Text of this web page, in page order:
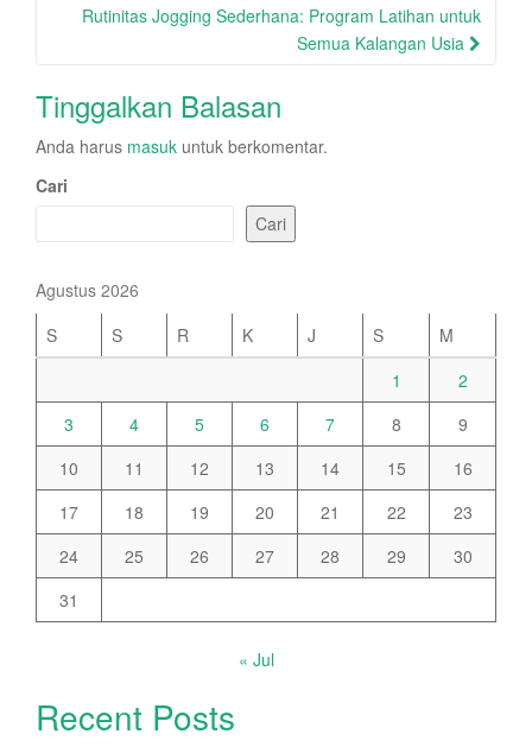
Rutinitas Jogging Sederhana: Program Latihan untuk
Semua Kalangan Usia
Tinggalkan Balasan
Anda harus masuk untuk berkomentar.
Cari
Cari
Agustus 2026
S
S R K J S
M
1
2
3
4 5 6 7 8
9
10
11 12 13 14 15
16
17
18 19 20 21 22
23
24
25 26 27 28 29
30
31
« Jul
Recent Posts